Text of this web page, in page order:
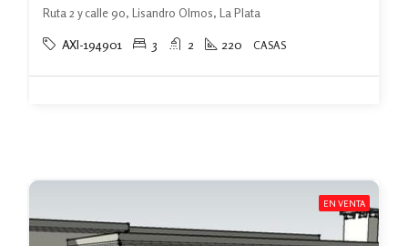
Ruta 2 y calle 90, Lisandro Olmos, La Plata
AXI-194901 3 2 220 CASAS
EN VENTA